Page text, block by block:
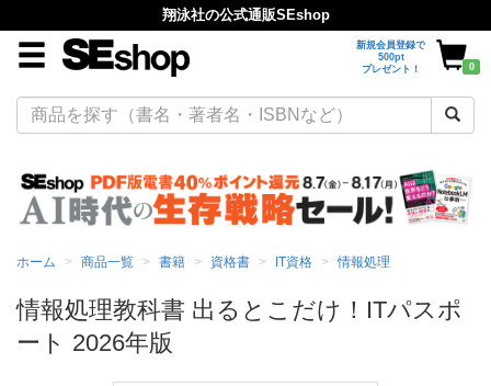
翔泳社の公式通販SEshop
新規会員登録で
500pt
プレゼント！
0
ホーム 商品一覧 書籍 資格書 IT資格 情報処理
情報処理教科書 出るとこだけ！ITパスポ
ート 2026年版